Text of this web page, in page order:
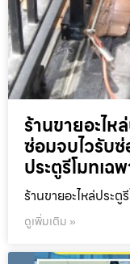
ร้านขายอะไห
ซ่อมจบไวรับ
ประตูรีโมทเฉ
ร้านขายอะไหล่ประ
ดูเพิ่มเติม »